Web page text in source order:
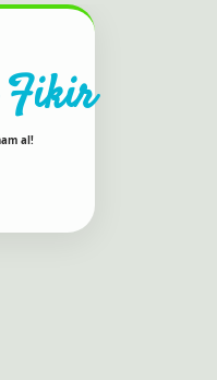
Fikir
al!